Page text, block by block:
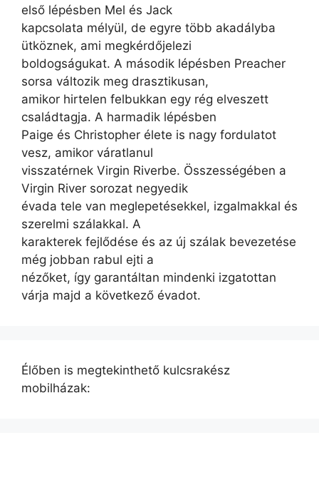
első lépésben Mel és Jack
kapcsolata mélyül, de egyre több akadályba
ütköznek, ami megkérdőjelezi
boldogságukat. A második lépésben Preacher
sorsa változik meg drasztikusan,
amikor hirtelen felbukkan egy rég elveszett
családtagja. A harmadik lépésben
Paige és Christopher élete is nagy fordulatot
vesz, amikor váratlanul
visszatérnek Virgin Riverbe. Összességében a
Virgin River sorozat negyedik
évada tele van meglepetésekkel, izgalmakkal és
szerelmi szálakkal. A
karakterek fejlődése és az új szálak bevezetése
még jobban rabul ejti a
nézőket, így garantáltan mindenki izgatottan
várja majd a következő évadot.
Élőben is megtekinthető kulcsrakész
mobilházak: